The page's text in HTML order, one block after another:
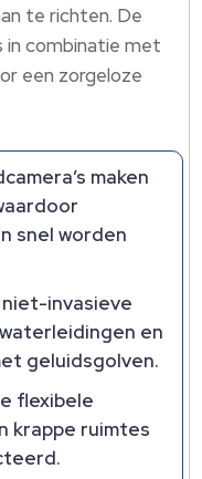
te richten.​ De
in combinatie met
een zorgeloze
maken
snel worden
niet-invasieve
en
geluidsgolven.​
flexibele
krappe ruimtes